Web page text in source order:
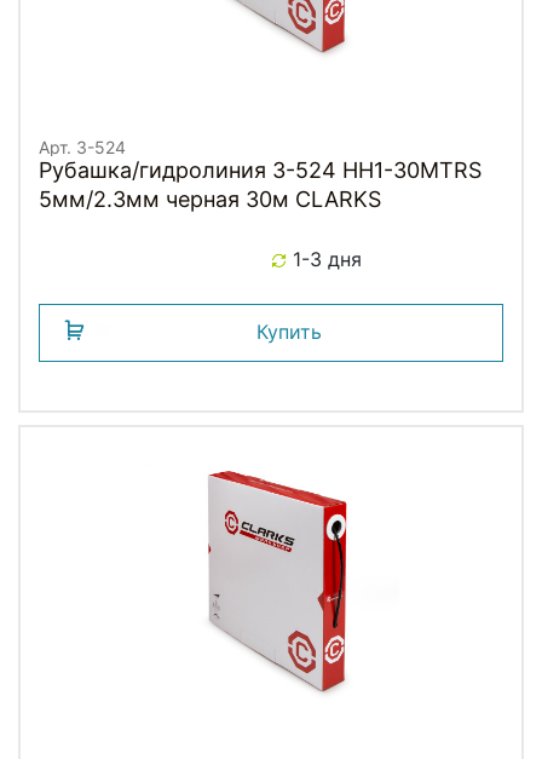
Арт. 3-524
Рубашка/гидролиния 3-524 HH1-30MTRS
5мм/2.3мм черная 30м CLARKS
1-3 дня
Купить